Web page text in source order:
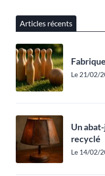
Articles récents
Le 21/02/
Un
recyclé
Le 14/02/